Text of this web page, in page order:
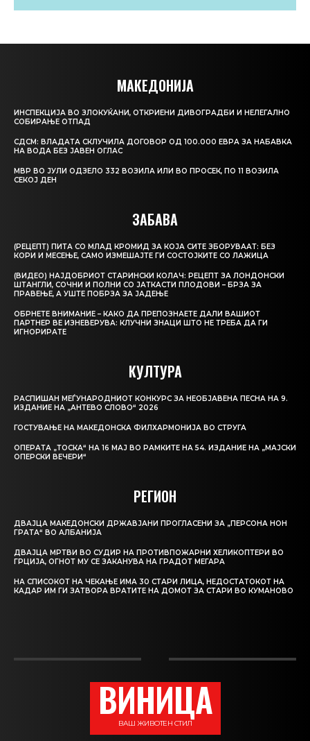
МАКЕДОНИЈА
ИНСПЕКЦИЈА ВО ЗЛОКУЌАНИ, ОТКРИЕНИ ДИВОГРАДБИ И НЕЛЕГАЛНО
СОБИРАЊЕ ОТПАД
СДСМ: ВЛАДАТА СКЛУЧИЛА ДОГОВОР ОД 100.000 ЕВРА ЗА НАБАВКА
НА ВОДА БЕЗ ЈАВЕН ОГЛАС
МВР ВО ЈУЛИ ОДЗЕЛО 332 ВОЗИЛА ИЛИ ВО ПРОСЕК, ПО 11 ВОЗИЛА
СЕКОЈ ДЕН
ЗАБАВА
(РЕЦЕПТ) ПИТА СО МЛАД КРОМИД ЗА КОЈА СИТЕ ЗБОРУВААТ: БЕЗ
КОРИ И МЕСЕЊЕ, САМО ИЗМЕШАЈТЕ ГИ СОСТОЈКИТЕ СО ЛАЖИЦА
(ВИДЕО) НАЈДОБРИОТ СТАРИНСКИ КОЛАЧ: РЕЦЕПТ ЗА ЛОНДОНСКИ
ШТАНГЛИ, СОЧНИ И ПОЛНИ СО ЈАТКАСТИ ПЛОДОВИ – БРЗА ЗА
ПРАВЕЊЕ, А УШТЕ ПОБРЗА ЗА ЈАДЕЊЕ
ОБРНЕТЕ ВНИМАНИЕ – КАКО ДА ПРЕПОЗНАЕТЕ ДАЛИ ВАШИОТ
ПАРТНЕР ВЕ ИЗНЕВЕРУВА: КЛУЧНИ ЗНАЦИ ШТО НЕ ТРЕБА ДА ГИ
ИГНОРИРАТЕ
КУЛТУРА
РАСПИШАН МЕЃУНАРОДНИОТ КОНКУРС ЗА НЕОБЈАВЕНА ПЕСНА НА 9.
ИЗДАНИЕ НА „АНТЕВО СЛОВО“ 2026
ГОСТУВАЊЕ НА МАКЕДОНСКА ФИЛХАРМОНИЈА ВО СТРУГА
ОПЕРАТА „ТОСКА“ НА 16 МАЈ ВО РАМКИТЕ НА 54. ИЗДАНИЕ НА „МАЈСКИ
ОПЕРСКИ ВЕЧЕРИ“
РЕГИОН
ДВАЈЦА МАКЕДОНСКИ ДРЖАВЈАНИ ПРОГЛАСЕНИ ЗА „ПЕРСОНА НОН
ГРАТА“ ВО АЛБАНИЈА
ДВАЈЦА МРТВИ ВО СУДИР НА ПРОТИВПОЖАРНИ ХЕЛИКОПТЕРИ ВО
ГРЦИЈА, ОГНОТ МУ СЕ ЗАКАНУВА НА ГРАДОТ МЕГАРА
НА СПИСОКОТ НА ЧЕКАЊЕ ИМА 30 СТАРИ ЛИЦА, НЕДОСТАТОКОТ НА
КАДАР ИМ ГИ ЗАТВОРА ВРАТИТЕ НА ДОМОТ ЗА СТАРИ ВО КУМАНОВО
ВИНИЦА
ВАШ ЖИВОТЕН СТИЛ